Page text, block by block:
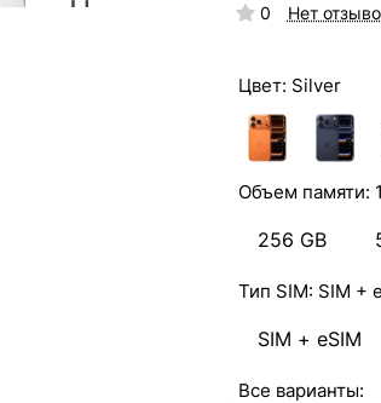
0 Нет
Цвет: Silver
Объем памяти:
256 GB
Тип SIM: SIM +
SIM + eSIM
Все варианты: